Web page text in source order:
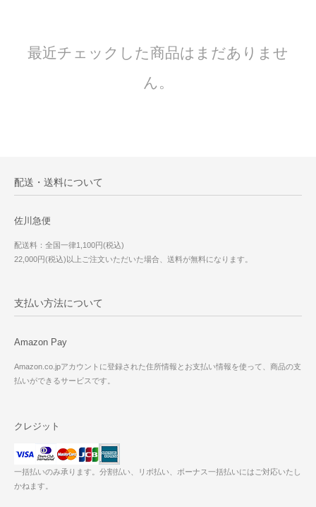
最近チェックした商品はまだありませ
ん。
配送・送料について
佐川急便
配送料：全国一律1,100円(税込)
22,000円(税込)以上ご注文いただいた場合、送料が無料になります。
支払い方法について
Amazon Pay
Amazon.co.jpアカウントに登録された住所情報とお支払い情報を使って、商品の支
払いができるサービスです。
クレジット
一括払いのみ承ります。分割払い、リボ払い、ボーナス一括払いにはご対応いたし
かねます。